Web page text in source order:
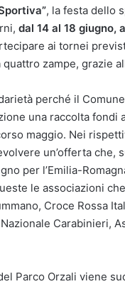
, la festa dello
dal 14 al 18 giugno,
ai tornei
zampe, grazie
perché il
una raccolta fondi
maggio. Nei
un’offerta che,
per l’Emilia-
le associazioni
Croce Rossa
Carabinieri,
Parco Orzali viene